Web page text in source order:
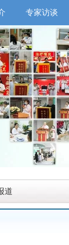
专家访谈
道